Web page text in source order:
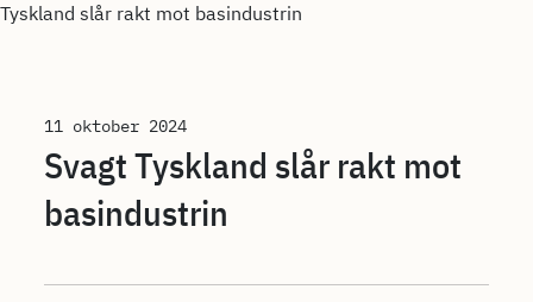
Tyskland slår rakt mot basindustrin
11 oktober 2024
Svagt Tyskland slår rakt mot
basindustrin